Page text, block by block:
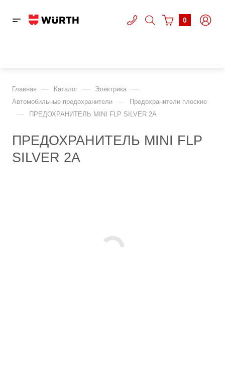
0
Главная — Каталог — Электрика —
Автомобильные предохранители — Предохранители плоские
— ПРЕДОХРАНИТЕЛЬ MINI FLP SILVER 2А
ПРЕДОХРАНИТЕЛЬ MINI FLP
SILVER 2А